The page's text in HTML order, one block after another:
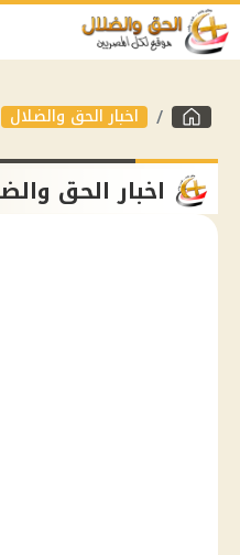
اخبار الحق والضلال
اخبار الحق